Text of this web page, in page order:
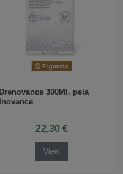
Esgotado
Drenovance 300Ml. pela
Inovance
22,30 €
View